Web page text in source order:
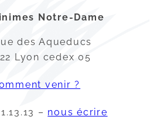
Notre-Dame
des Aqueducs
Lyon cedex 05
venir ?
– nous écrire